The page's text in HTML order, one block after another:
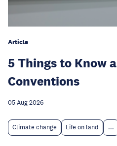
Article
5 Things to Know
Conventions
05 Aug 2026
Climate change Life on land ...